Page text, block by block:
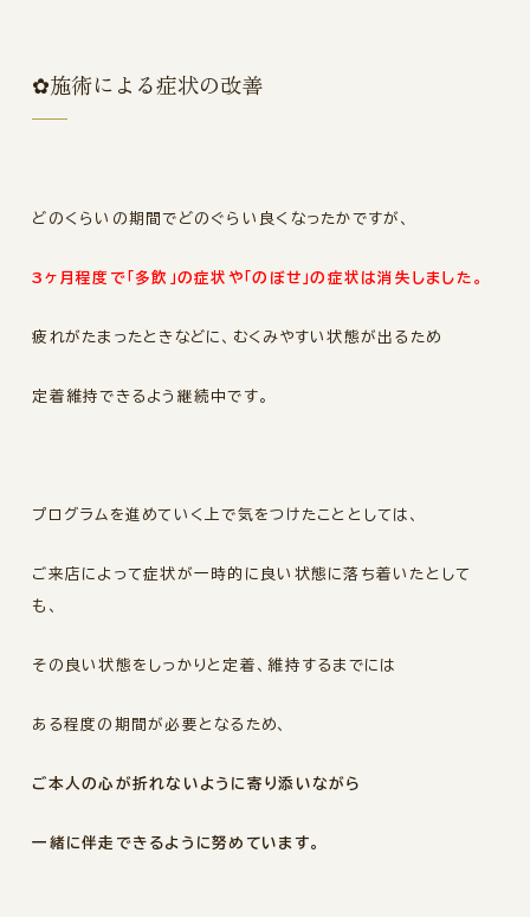
✿施術による症状の改善
どのくらいの期間でどのぐらい良くなったかですが、
3ヶ月程度で「多飲」の症状や「のぼせ」の症状は消失しました。
疲れがたまったときなどに、 むくみやすい状態が出るため
定着維持できるよう継続中です。
プログラムを進めていく上で気をつけたこととしては、
ご来店によって症状が一時的に良い状態に落ち着いたとして
も、
その良い状態をしっかりと定着、維持するまでには
ある程度の期間が必要となるため、
ご本人の心が折れないように寄り添いながら
一緒に伴走できるように努めています。